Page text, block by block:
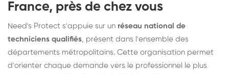
France, près de chez vous
Need's Protect s'appuie sur un réseau national de
techniciens qualifiés, présent dans l'ensemble des
départements métropolitains. Cette organisation permet
d'orienter chaque demande vers le professionnel le plus